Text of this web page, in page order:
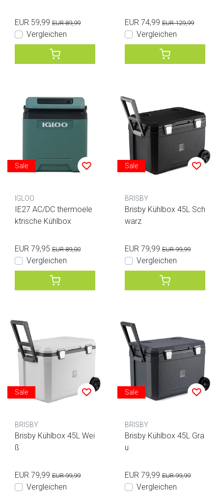
EUR 59,99 EUR 89,99
Vergleichen
EUR 74,99 EUR 129,99
Vergleichen
Sale
IGLOO
IE27 AC/DC thermoele
ktrische Kühlbox
EUR 79,95 EUR 89,00
Vergleichen
Sale
BRISBY
Brisby Kühlbox 45L Sch
warz
EUR 79,99 EUR 99,99
Vergleichen
Sale
BRISBY
Brisby Kühlbox 45L Wei
ß
EUR 79,99 EUR 99,99
Vergleichen
Sale
BRISBY
Brisby Kühlbox 45L Gra
u
EUR 79,99 EUR 99,99
Vergleichen